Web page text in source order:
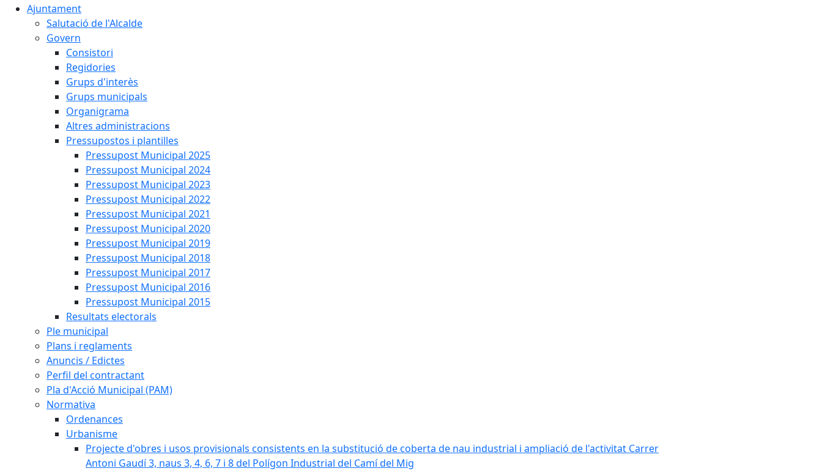
Ajuntament
Salutació de l'Alcalde
Govern
Consistori
Regidories
Grups d'interès
Grups municipals
Organigrama
Altres administracions
Pressupostos i plantilles
Pressupost Municipal 2025
Pressupost Municipal 2024
Pressupost Municipal 2023
Pressupost Municipal 2022
Pressupost Municipal 2021
Pressupost Municipal 2020
Pressupost Municipal 2019
Pressupost Municipal 2018
Pressupost Municipal 2017
Pressupost Municipal 2016
Pressupost Municipal 2015
Resultats electorals
Ple municipal
Plans i reglaments
Anuncis / Edictes
Perfil del contractant
Pla d'Acció Municipal (PAM)
Normativa
Ordenances
Urbanisme
Projecte d'obres i usos provisionals consistents en la substitució de coberta de nau industrial i ampliació de l'activitat Carrer
Antoni Gaudí 3, naus 3, 4, 6, 7 i 8 del Polígon Industrial del Camí del Mig